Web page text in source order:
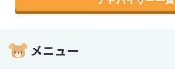
メニュー